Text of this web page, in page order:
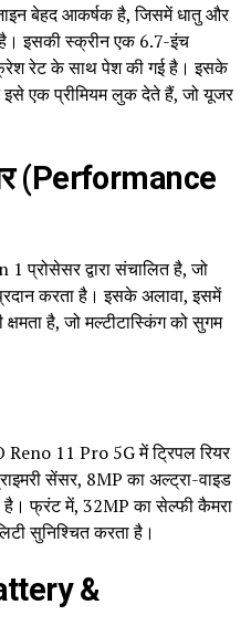
बेहद आकर्षक है, जिसमें धातु और
है। इसकी स्क्रीन एक 6.7-इंच
रेट के साथ पेश की गई है। इसके
एक प्रीमियम लुक देते हैं, जो यूजर
(Performance
प्रोसेसर द्वारा संचालित है, जो
करता है। इसके अलावा, इसमें
है, जो मल्टीटास्किंग को सुगम
11 Pro 5G में ट्रिपल रियर
सेंसर, 8MP का अल्ट्रा-वाइड
फ्रंट में, 32MP का सेल्फी कैमरा
सुनिश्चित करता है।
&